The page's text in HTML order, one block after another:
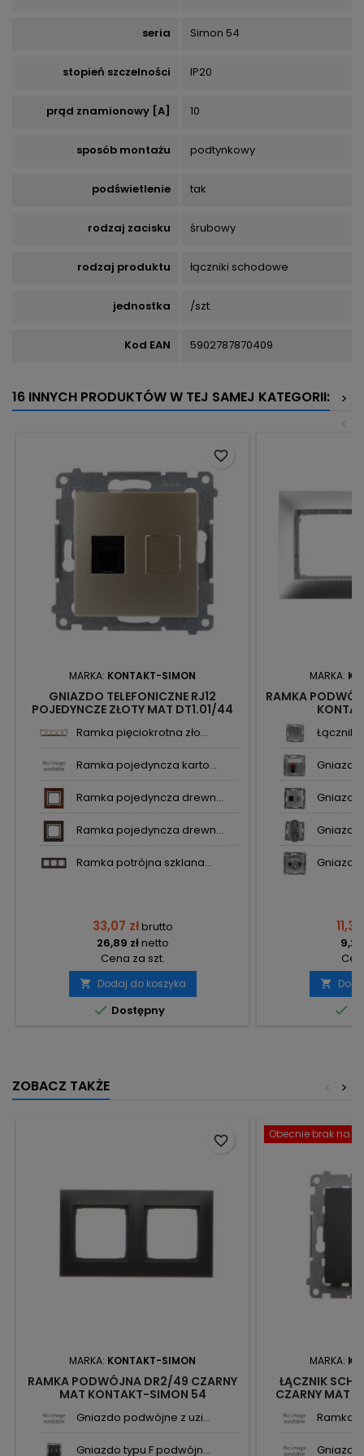
seria Simon 54
stopień szczelności IP20
prąd znamionowy [A] 10
sposób montażu podtynkowy
podświetlenie tak
rodzaj zacisku śrubowy
rodzaj produktu łączniki schodowe
jednostka /szt.
Kod EAN 5902787870409
16 INNYCH PRODUKTÓW W TEJ SAMEJ KATEGORII:
>
<
MARKA: KONTAKT-SIMON
GNIAZDO TELEFONICZNE RJ12
POJEDYNCZE ZŁOTY MAT DT1.01/44
Ramka pięciokrotna zło...
Ramka pojedyncza karto...
Ramka pojedyncza drewn...
Ramka pojedyncza drewn...
Ramka potrójna szklana...
33,07 złbrutto
26,89 złnetto
Cena za szt.
 Dodaj do koszyka
 Dostępny
favorite_border
MARKA:
RAMKA
Łącznik
Gniazdo
Gniazdo


ZOBACZ TAKŻE >
<
MARKA: KONTAKT-SIMON
RAMKA PODWÓJNA DR2/49 CZARNY
MAT KONTAKT-SIMON 54
Gniazdo podwójne z uzi...
Gniazdo typu F podwójn...
favorite_border Obecnie brak na
MARKA:
ŁĄCZNIK
CZARNY MAT
Ramka